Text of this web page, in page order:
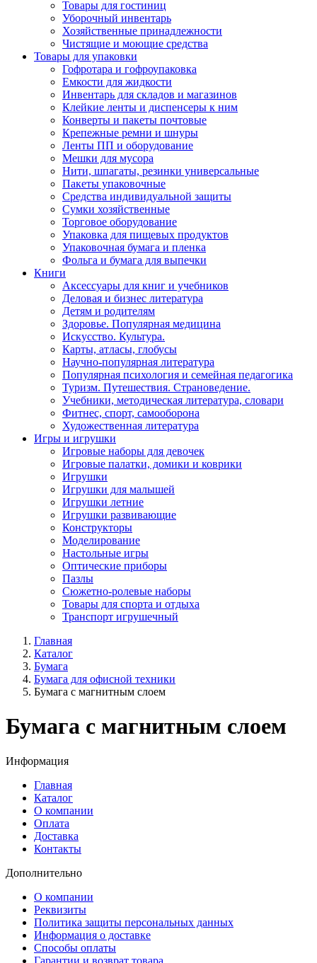
Товары для гостиниц
Уборочный инвентарь
Хозяйственные принадлежности
Чистящие и моющие средства
Товары для упаковки
Гофротара и гофроупаковка
Емкости для жидкости
Инвентарь для складов и магазинов
Клейкие ленты и диспенсеры к ним
Конверты и пакеты почтовые
Крепежные ремни и шнуры
Ленты ПП и оборудование
Мешки для мусора
Нити, шпагаты, резинки универсальные
Пакеты упаковочные
Средства индивидуальной защиты
Сумки хозяйственные
Торговое оборудование
Упаковка для пищевых продуктов
Упаковочная бумага и пленка
Фольга и бумага для выпечки
Книги
Аксессуары для книг и учебников
Деловая и бизнес литература
Детям и родителям
Здоровье. Популярная медицина
Искусство. Культура.
Карты, атласы, глобусы
Научно-популярная литература
Популярная психология и семейная педагогика
Туризм. Путешествия. Страноведение.
Учебники, методическая литература, словари
Фитнес, спорт, самооборона
Художественная литература
Игры и игрушки
Игровые наборы для девочек
Игровые палатки, домики и коврики
Игрушки
Игрушки для малышей
Игрушки летние
Игрушки развивающие
Конструкторы
Моделирование
Настольные игры
Оптические приборы
Пазлы
Сюжетно-ролевые наборы
Товары для спорта и отдыха
Транспорт игрушечный
Главная
Каталог
Бумага
Бумага для офисной техники
Бумага с магнитным слоем
Бумага с магнитным слоем
Информация
Главная
Каталог
О компании
Оплата
Доставка
Контакты
Дополнительно
О компании
Реквизиты
Политика защиты персональных данных
Информация о доставке
Способы оплаты
Гарантии и возврат товара